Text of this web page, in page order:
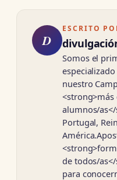
D
ESCRITO
Somos el
especializado
nuestro
<strong>más
alumnos/
Portugal,
de todos/
para